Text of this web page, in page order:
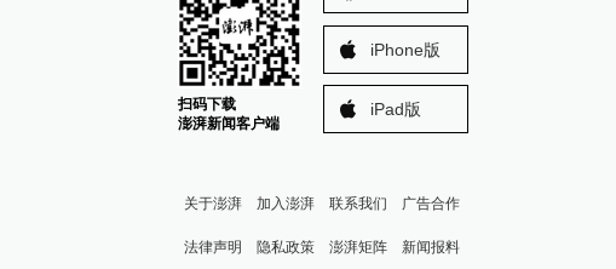
扫码下载
澎湃新闻客户端
iPhone版
iPad版
关于澎湃 加入澎湃 联系我们 广告合作
法律声明 隐私政策 澎湃矩阵 新闻报料